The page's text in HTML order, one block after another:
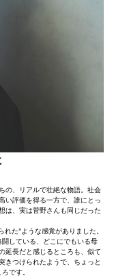
の、リアルで壮絶な物語。社会
い評価を得る一方で、誰にとっ
は、実は菅野さんも同じだった
れた”ような感覚がありました。
している、どこにでもいる母
延長だと感じるところも、似て
きつけられたようで、ちょっと
です。